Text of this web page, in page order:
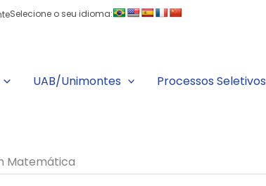
Selecione o seu idioma:
UAB/Unimontes Processos Seletivos
Matemática